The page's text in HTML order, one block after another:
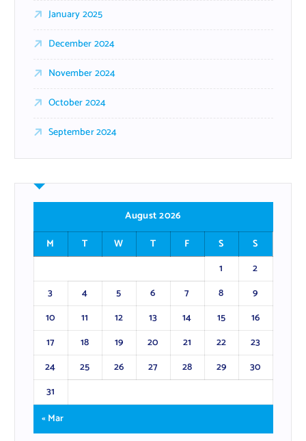
January 2025
December 2024
November 2024
October 2024
September 2024
August 2026
M
T W T F S
S
1
2
3
4 5 6 7 8
9
10
11 12 13 14 15
16
17
18 19 20 21 22
23
24
25 26 27 28 29
30
31
« Mar